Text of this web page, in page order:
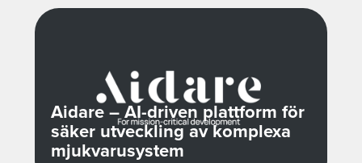
Aidare – AI-driven plattform för
säker utveckling av komplexa
mjukvarusystem